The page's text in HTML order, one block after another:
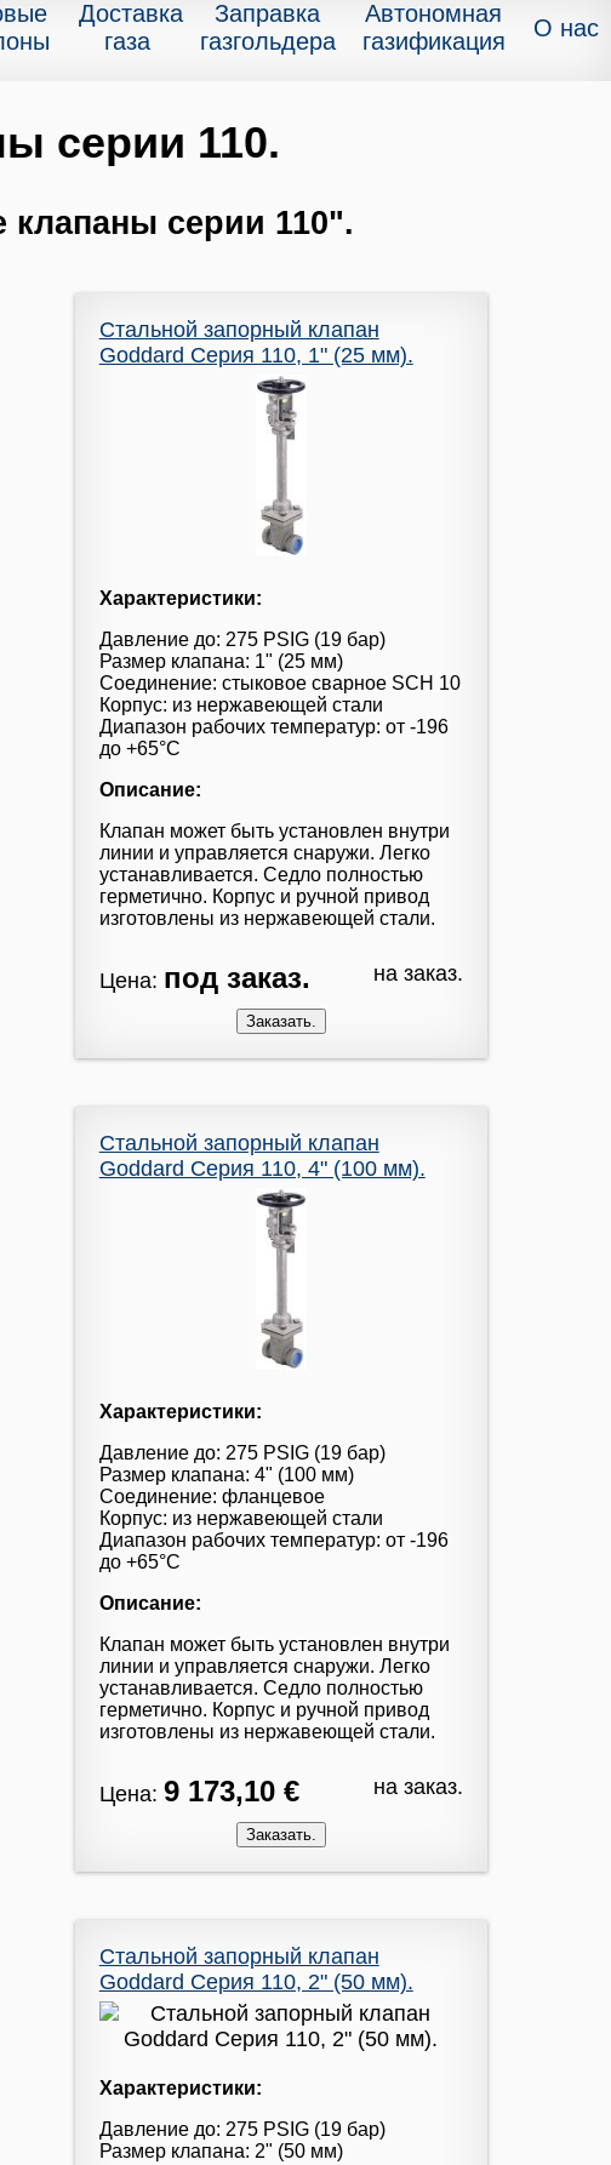
Доставка
газа
Заправка
газгольдера
Автономная
газификация
О нас
серии 110.
серии 110".
Стальной запорный клапан
Goddard Серия 110, 1" (25 мм).
Характеристики:
Давление до: 275 PSIG (19 бар)
Размер клапана: 1" (25 мм)
Соединение: стыковое сварное SCH 10
Корпус: из нержавеющей стали
Диапазон рабочих температур: от -196
до +65°С
Описание:
Клапан может быть установлен внутри
линии и управляется снаружи. Легко
устанавливается. Седло полностью
герметично. Корпус и ручной привод
изготовлены из нержавеющей стали.
Цена: под заказ. на заказ.
Стальной запорный клапан
Goddard Серия 110, 4" (100 мм).
Характеристики:
Давление до: 275 PSIG (19 бар)
Размер клапана: 4" (100 мм)
Соединение: фланцевое
Корпус: из нержавеющей стали
Диапазон рабочих температур: от -196
до +65°С
Описание:
Клапан может быть установлен внутри
линии и управляется снаружи. Легко
устанавливается. Седло полностью
герметично. Корпус и ручной привод
изготовлены из нержавеющей стали.
Цена: 9 173,10 € на заказ.
Стальной запорный клапан
Goddard Серия 110, 2" (50 мм).
Характеристики:
Давление до: 275 PSIG (19 бар)
Размер клапана: 2" (50 мм)